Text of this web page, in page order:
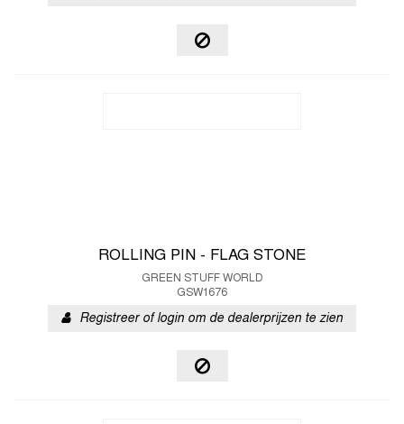
ROLLING PIN - FLAG STONE
GREEN STUFF WORLD
GSW1676
Registreer of login om de dealerprijzen te zien